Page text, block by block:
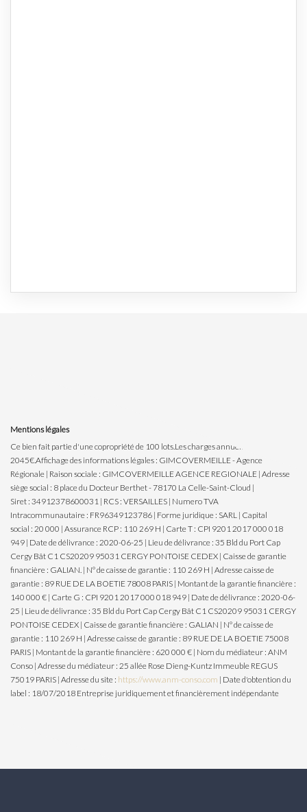
Mentions légales
Ce bien fait partie d'une copropriété de 100 lots.Les charges annuelles sont de
2045€.Affichage des informations légales : GIMCOVERMEILLE - Agence
Régionale | Raison sociale : GIMCOVERMEILLE AGENCE REGIONALE | Adresse
siège social : 8 place du Docteur Berthet - 78170 La Celle-Saint-Cloud |
Siret : 34912378600031 | RCS : VERSAILLES | Numero TVA
Intracommunautaire : FR96349123786 | Forme juridique : SARL | Capital
social : 20 000 | Assurance RCP : 110 269 H | Carte T : CPI 9201 2017 000 018
949 | Date de délivrance : 2020-06-25 | Lieu de délivrance : 35 Bld du Port Cap
Cergy Bât C1 CS20209 95031 CERGY PONTOISE CEDEX | Caisse de garantie
financière : GALIAN. | N° de caisse de garantie : 110 269 H | Adresse caisse de
garantie : 89 RUE DE LA BOETIE 78008 PARIS | Montant de la garantie financière :
140 000 € | Carte G : CPI 9201 2017 000 018 949 | Date de délivrance : 2020-06-
25 | Lieu de délivrance : 35 Bld du Port Cap Cergy Bât C1 CS20209 95031 CERGY
PONTOISE CEDEX | Caisse de garantie financière : GALIAN | N° de caisse de
garantie : 110 269 H | Adresse caisse de garantie : 89 RUE DE LA BOETIE 75008
PARIS | Montant de la garantie financière : 620 000 € | Nom du médiateur : ANM
Conso | Adresse du médiateur : 25 allée Rose Dieng-Kuntz Immeuble REGUS
75019 PARIS | Adresse du site : https://www.anm-conso.com | Date d'obtention du
label : 18/07/2018 Entreprise juridiquement et financièrement indépendante